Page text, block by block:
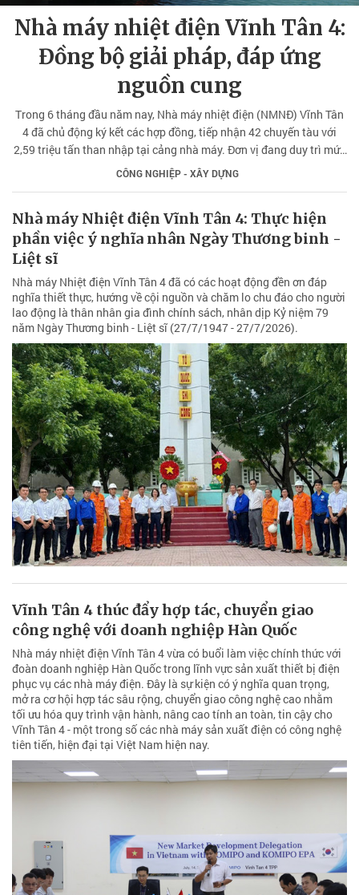
Nhà máy nhiệt điện Vĩnh Tân 4:
Đồng bộ giải pháp, đáp ứng
nguồn cung
Trong 6 tháng đầu năm nay, Nhà máy nhiệt điện (NMNĐ) Vĩnh Tân
4 đã chủ động ký kết các hợp đồng, tiếp nhận 42 chuyến tàu với
2,59 triệu tấn than nhập tại cảng nhà máy. Đơn vị đang duy trì mức
dự trữ nhiên liệu an toàn, sẵn sàng đáp ứng các kịch bản huy động
công suất cao.
CÔNG NGHIỆP - XÂY DỰNG
Nhà máy Nhiệt điện Vĩnh Tân 4: Thực hiện
phần việc ý nghĩa nhân Ngày Thương binh -
Liệt sĩ
Nhà máy Nhiệt điện Vĩnh Tân 4 đã có các hoạt động đền ơn đáp
nghĩa thiết thực, hướng về cội nguồn và chăm lo chu đáo cho người
lao động là thân nhân gia đình chính sách, nhân dịp Kỷ niệm 79
năm Ngày Thương binh - Liệt sĩ (27/7/1947 - 27/7/2026).
Vĩnh Tân 4 thúc đẩy hợp tác, chuyển giao
công nghệ với doanh nghiệp Hàn Quốc
Nhà máy nhiệt điện Vĩnh Tân 4 vừa có buổi làm việc chính thức với
đoàn doanh nghiệp Hàn Quốc trong lĩnh vực sản xuất thiết bị điện
phục vụ các nhà máy điện. Đây là sự kiện có ý nghĩa quan trọng,
mở ra cơ hội hợp tác sâu rộng, chuyển giao công nghệ cao nhằm
tối ưu hóa quy trình vận hành, nâng cao tính an toàn, tin cậy cho
Vĩnh Tân 4 - một trong số các nhà máy sản xuất điện có công nghệ
tiên tiến, hiện đại tại Việt Nam hiện nay.